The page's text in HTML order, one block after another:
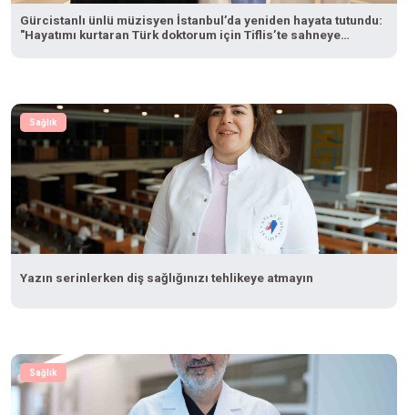
Gürcistanlı ünlü müzisyen İstanbul’da yeniden hayata tutundu:
"Hayatımı kurtaran Türk doktorum için Tiflis’te sahneye
Sağlık
Yazın serinlerken diş sağlığınızı tehlikeye atmayın
Sağlık